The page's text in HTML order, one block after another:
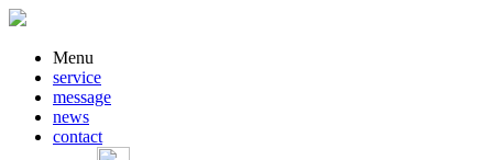
Menu
service
message
news
contact